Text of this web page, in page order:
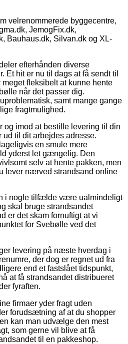
velrenommerede byggecentre,
JemogFix.dk,
Bauhaus.dk, Silvan.dk og XL-
efterhånden diverse
Et hit er nu til dags at få sendt til
fleksibelt at kunne hente
når det passer dig.
samt mange gange
fragtmulighed.
og imod at bestille levering til din
til dit arbejdes adresse.
en smule mere
yderst let gængelig. Den
selv at hente pakken, men
lever nærved strandsand online
i nogle tilfælde være ualmindeligt
skal bruge strandsandet
er det skam fornuftigt at vi
for Svebølle ved det
levering på næste hverdag i
der dog er regnet ud fra
end et fastslået tidspunkt,
at få strandsandet distribueret
fyraften.
firmaer yder fragt uden
forudsætning af at du shopper
kan man udvælge den mest
som gerne vil blive at få
til en pakkeshop.